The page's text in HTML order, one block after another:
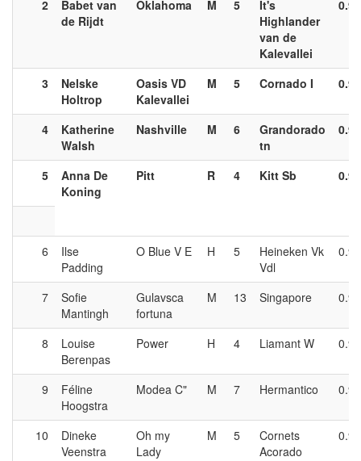
2
Babet van
de Rijdt
Oklahoma M 5
It's
Highlander
van de
Kalevallei
0.90
3
Nelske
Holtrop
Oasis VD
Kalevallei
M 5 Cornado I 0.90
4
Katherine
Walsh
Nashville M 6
Grandorado
tn
0.90
5
Anna De
Koning
Pitt R 4 Kitt Sb 0.90
6
Ilse
Padding
O Blue V E H 5
Heineken Vk
Vdl
0.90
7
Sofie
Mantingh
Gulavsca
fortuna
M 13 Singapore 0.90
8
Louise
Berenpas
Power H 4 Liamant W 0.90
9
Féline
Hoogstra
Modea C" M 7 Hermantico 0.90
10
Dineke
Veenstra
Oh my
Lady
M 5
Cornets
Acorado
0.90